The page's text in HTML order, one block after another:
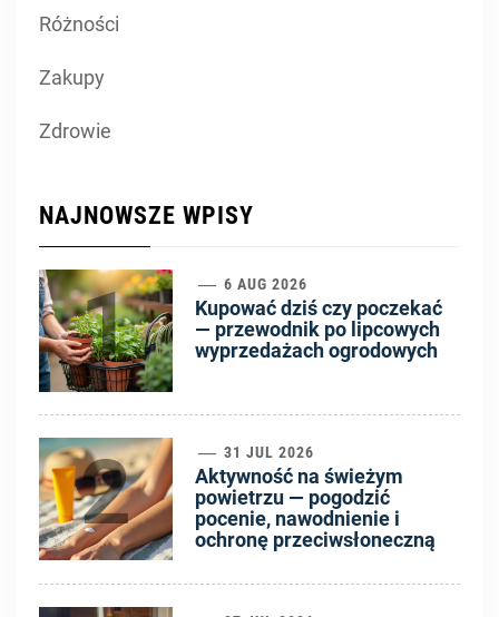
Różności
Zakupy
Zdrowie
NAJNOWSZE WPISY
1 6 AUG 2026
Kupować dziś czy poczekać
— przewodnik po lipcowych
wyprzedażach ogrodowych
2 31 JUL 2026
Aktywność na świeżym
powietrzu — pogodzić
pocenie, nawodnienie i
ochronę przeciwsłoneczną